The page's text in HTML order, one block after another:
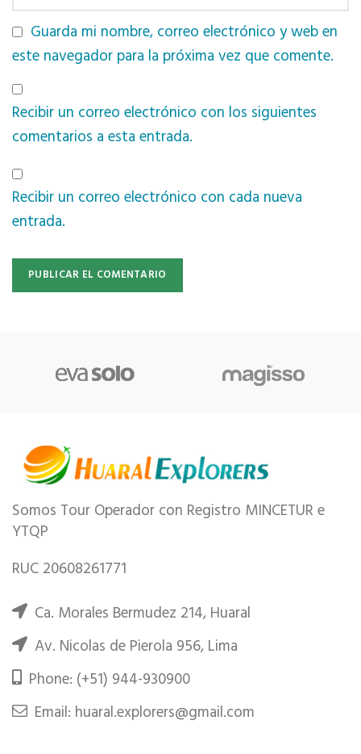
Guarda mi nombre, correo electrónico y web en
este navegador para la próxima vez que comente.
Recibir un correo electrónico con los siguientes
comentarios a esta entrada.
Recibir un correo electrónico con cada nueva
entrada.
Somos Tour Operador con Registro MINCETUR e
YTQP
RUC 20608261771
Ca. Morales Bermudez 214, Huaral
Av. Nicolas de Pierola 956, Lima
Phone: (+51) 944-930900
Email: huaral.explorers@gmail.com